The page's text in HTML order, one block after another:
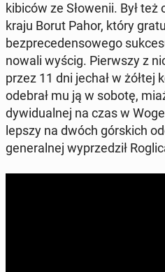
kibiców ze Sło­we­nii. Był
kraju Borut Pahor, który
bez­pre­ce­den­so­we­go
no­wa­li wyścig. Pierw­szy z
przez 11 dni jechał w żółtej
odebrał mu ją w sobotę,
dy­wi­du­al­nej na czas w
lep­szy na dwóch gór­skich
ge­ne­ral­nej wy­prze­dził